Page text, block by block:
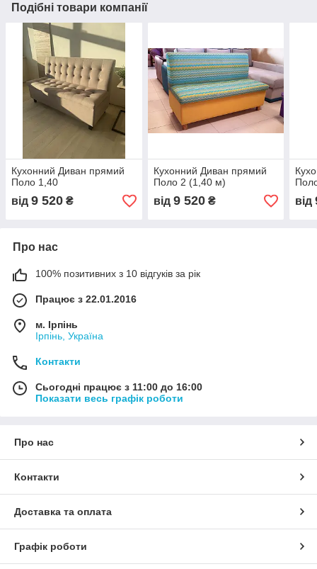
Подібні товари компанії
Кухонний Диван прямий
Поло 1,40
від 9 520 ₴
Кухонний Диван прямий
Поло 2 (1,40 м)
від 9 520₴ від
Про нас
100% позитивних з 10 відгуків за рік
Працює з 22.01.2016
м. Ірпінь
Ірпінь, Україна
Контакти
Сьогодні працює з 11:00 до 16:00
Показати весь графік роботи
Про нас
Контакти
Доставка та оплата
Графік роботи